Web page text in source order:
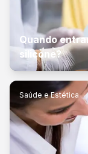
Quando
silicone?
Saúde e Estética